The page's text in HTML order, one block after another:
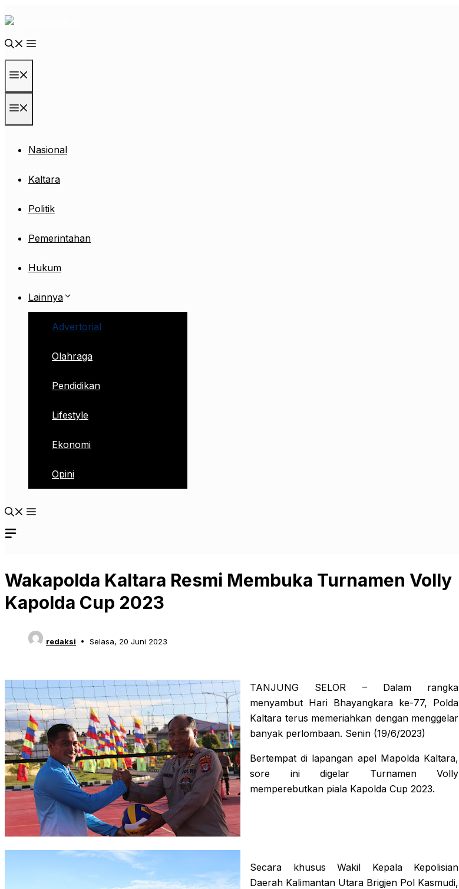
ke
isi
Nasional
Kaltara
Politik
Pemerintahan
Hukum
Lainnya
Advertorial
Olahraga
Pendidikan
Lifestyle
Ekonomi
Opini
Wakapolda Kaltara Resmi Membuka Turnamen Volly
Kapolda Cup 2023
redaksi Selasa, 20 Juni 2023
TANJUNG SELOR – Dalam rangka
menyambut Hari Bhayangkara ke-77, Polda
Kaltara terus memeriahkan dengan menggelar
banyak perlombaan. Senin (19/6/2023)
Bertempat di lapangan apel Mapolda Kaltara,
sore ini digelar Turnamen Volly
memperebutkan piala Kapolda Cup 2023.
Secara khusus Wakil Kepala Kepolisian
Daerah Kalimantan Utara Brigjen Pol Kasmudi,